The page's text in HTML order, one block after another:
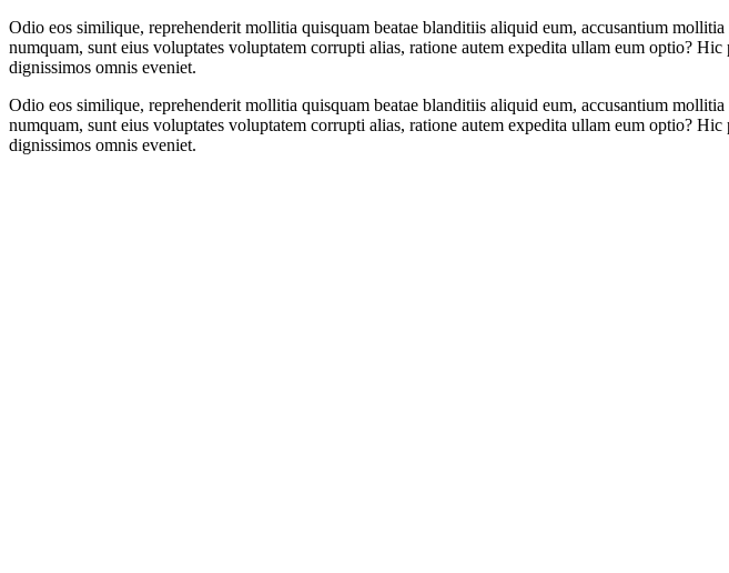
Odio eos similique, reprehenderit mollitia quisquam beatae blanditiis aliquid eum, accusantium
numquam, sunt eius voluptates voluptatem corrupti alias, ratione autem expedita ullam eum optio?
dignissimos omnis eveniet.
Odio eos similique, reprehenderit mollitia quisquam beatae blanditiis aliquid eum, accusantium
numquam, sunt eius voluptates voluptatem corrupti alias, ratione autem expedita ullam eum optio?
dignissimos omnis eveniet.